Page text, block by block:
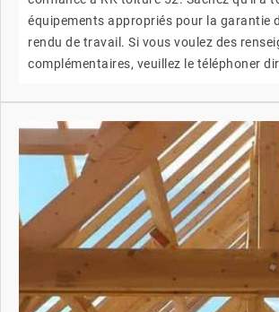
équipements appropriés pour la garantie
rendu de travail. Si vous voulez des
complémentaires, veuillez le téléphoner